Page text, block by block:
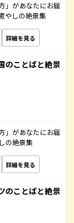
」があなたにお届
やしの絶景集
詳細を見る
のことばと絶景
」があなたにお届
の絶景集
詳細を見る
のことばと絶景